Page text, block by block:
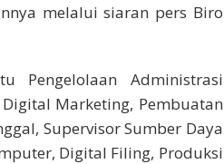
melalui siaran pers Biro
Pengelolaan Administrasi
Digital Marketing, Pembuatan
Supervisor Sumber Daya
Digital Filing, Produksi